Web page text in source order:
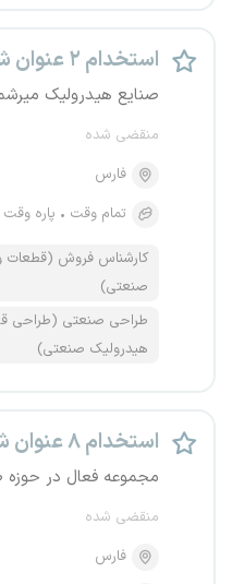
استخدام ۲ عنوان شغلی
صنایع هیدرولیک
منقضی شده
فارس
تمام وقت
پاره وقت
کارشناس فروش (قطعات
صنعتی)
طراحی صنعتی (طراحی
هیدرولیک صنعتی)
استخدام ۸ عنوان شغلی
مجموعه فعال در حوزه
منقضی شده
فارس